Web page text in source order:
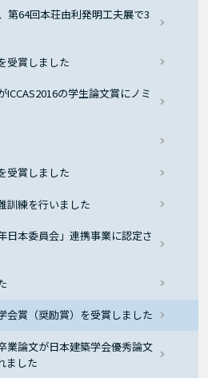
第64回本荘由利発明工夫展で3
受賞しました
の学生論文賞にノミ
受賞しました
訓練を行いました
日本委員会」連携事業に認定さ
会賞（奨励賞）を受賞しました
業論文が日本建築学会優秀論文
ました